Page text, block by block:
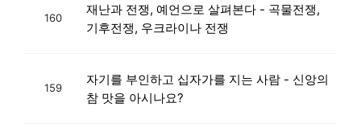
160
재난과 전쟁, 예언으로 살펴본다 - 곡물전쟁,
기후전쟁, 우크라이나 전쟁
159
자기를 부인하고 십자가를 지는 사람 - 신앙의
참 맛을 아시나요?